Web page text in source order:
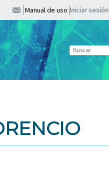
Manual de uso Iniciar sesión